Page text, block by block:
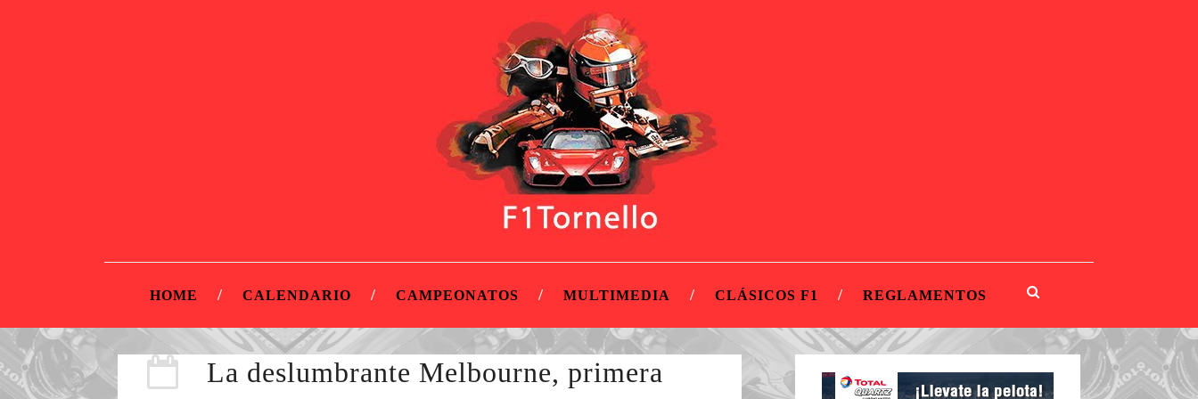
HOME CALENDARIO CAMPEONATOS MULTIMEDIA CLÁSICOS F1 REGLAMENTOS
La deslumbrante Melbourne, primera